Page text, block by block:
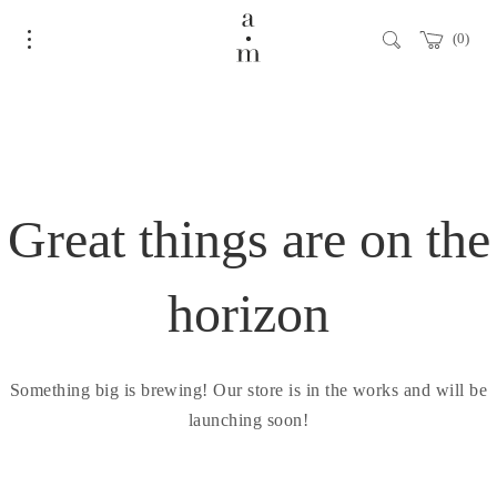
0
Great things are on the
horizon
Something big is brewing! Our store is in the works and will be
launching soon!